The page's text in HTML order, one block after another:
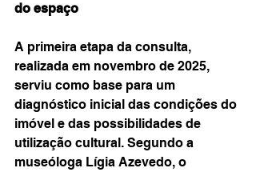
do espaço
A primeira etapa da consulta,
realizada em novembro de 2025,
serviu como base para um
diagnóstico inicial das condições do
imóvel e das possibilidades de
utilização cultural. Segundo a
museóloga Lígia Azevedo, o